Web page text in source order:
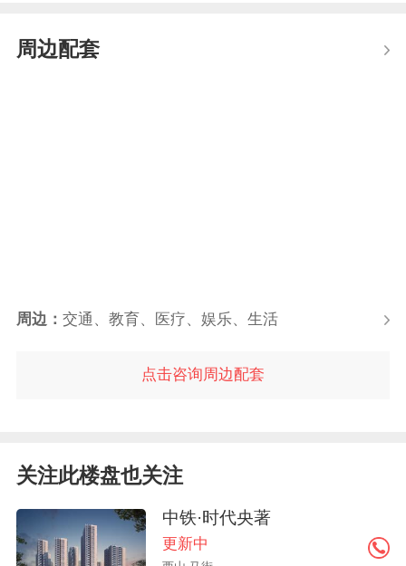
周边配套
周边： 交通、教育、医疗、娱乐、生活
点击咨询周边配套
关注此楼盘也关注
中铁·时代央著
更新中